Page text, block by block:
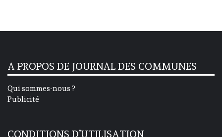
A PROPOS DE JOURNAL DES COMMUNES
Qui sommes-nous ?
Publicité
CONDITIONS D’UTILISATION